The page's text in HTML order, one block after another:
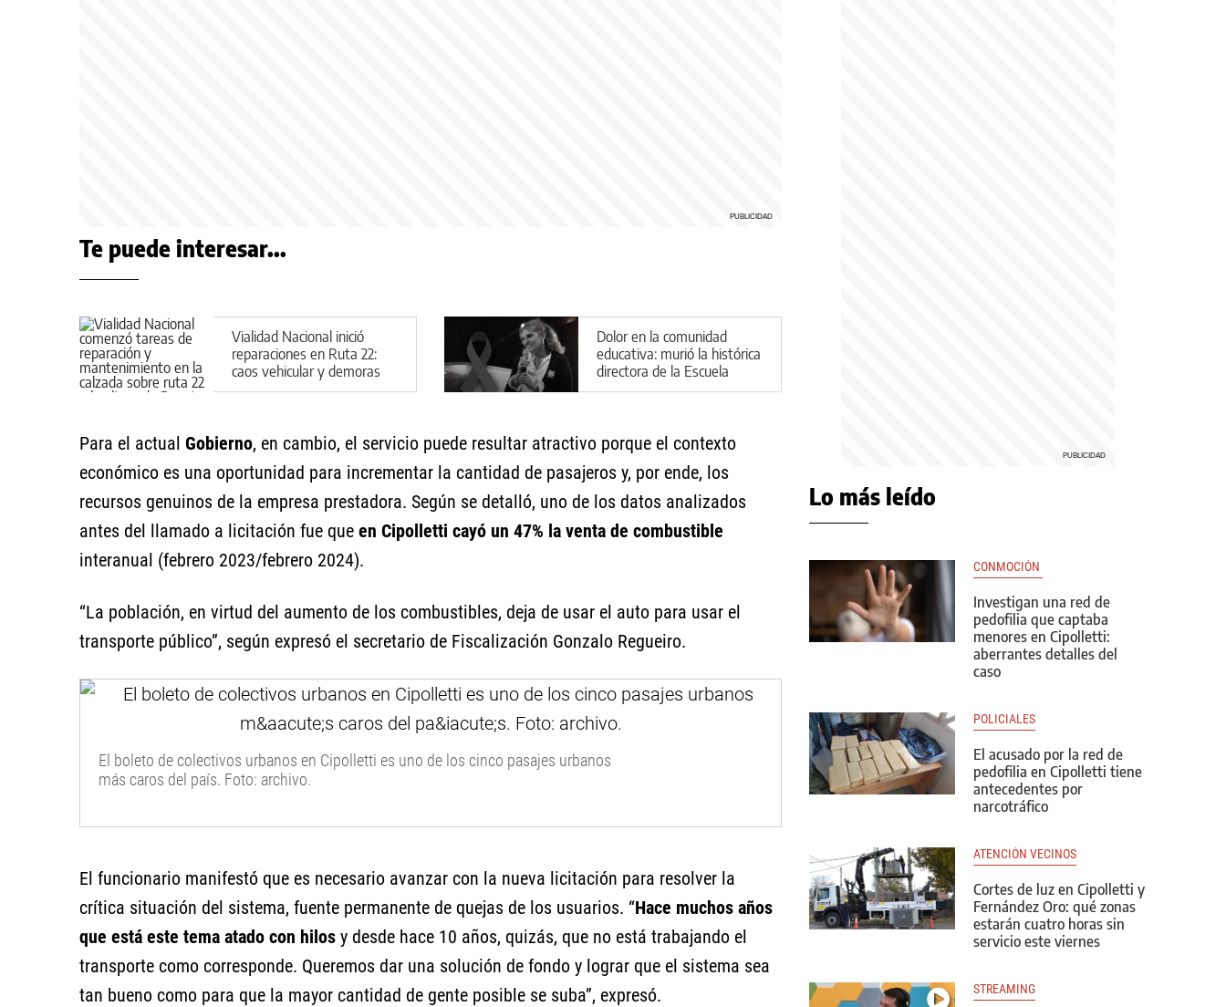
Te puede interesar...
Vialidad Nacional inició
reparaciones en Ruta 22:
caos vehicular y demoras
en el regreso a casa
Dolor en la comunidad
educativa: murió la histórica
directora de la Escuela
Cristiana Descubrir
Para el actual Gobierno, en cambio, el servicio puede resultar atractivo porque el contexto
económico es una oportunidad para incrementar la cantidad de pasajeros y, por ende, los
recursos genuinos de la empresa prestadora. Según se detalló, uno de los datos analizados
antes del llamado a licitación fue que en Cipolletti cayó un 47% la venta de combustible
interanual (febrero 2023/febrero 2024).
“La población, en virtud del aumento de los combustibles, deja de usar el auto para usar el
transporte público”, según expresó el secretario de Fiscalización Gonzalo Regueiro.
El boleto de colectivos urbanos en Cipolletti es uno de los cinco pasajes urbanos
más caros del país. Foto: archivo.
El funcionario manifestó que es necesario avanzar con la nueva licitación para resolver la
crítica situación del sistema, fuente permanente de quejas de los usuarios. “Hace muchos años
que está este tema atado con hilos y desde hace 10 años, quizás, que no está trabajando el
transporte como corresponde. Queremos dar una solución de fondo y lograr que el sistema sea
tan bueno como para que la mayor cantidad de gente posible se suba”, expresó.
Lo más leído
CONMOCIÓN
Investigan una red de
pedofilia que captaba
menores en Cipolletti:
aberrantes detalles del
caso
POLICIALES
El acusado por la red de
pedofilia en Cipolletti tiene
antecedentes por
narcotráfico
ATENCIÓN VECINOS
Cortes de luz en Cipolletti y
Fernández Oro: qué zonas
estarán cuatro horas sin
servicio este viernes
STREAMING